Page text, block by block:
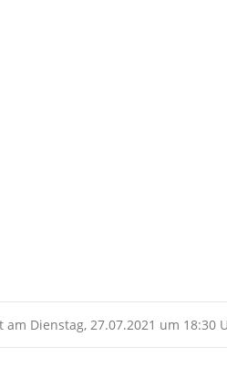
Dienstag, 27.07.2021 um 18:30